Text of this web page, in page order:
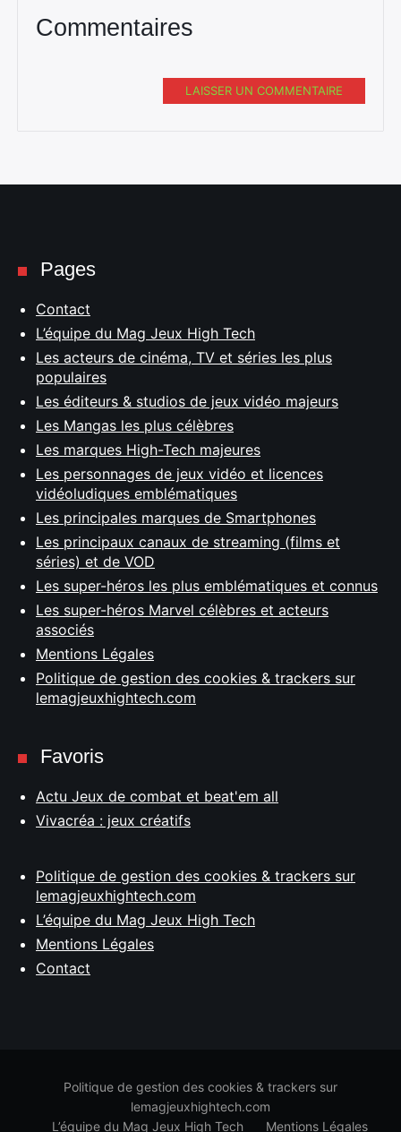
Commentaires
LAISSER UN COMMENTAIRE
Pages
Contact
L’équipe du Mag Jeux High Tech
Les acteurs de cinéma, TV et séries les plus
populaires
Les éditeurs & studios de jeux vidéo majeurs
Les Mangas les plus célèbres
Les marques High-Tech majeures
Les personnages de jeux vidéo et licences
vidéoludiques emblématiques
Les principales marques de Smartphones
Les principaux canaux de streaming (films et
séries) et de VOD
Les super-héros les plus emblématiques et connus
Les super-héros Marvel célèbres et acteurs
associés
Mentions Légales
Politique de gestion des cookies & trackers sur
lemagjeuxhightech.com
Favoris
Actu Jeux de combat et beat'em all
Vivacréa : jeux créatifs
Politique de gestion des cookies & trackers sur
lemagjeuxhightech.com
L’équipe du Mag Jeux High Tech
Mentions Légales
Contact
Politique de gestion des cookies & trackers sur
lemagjeuxhightech.com
L’équipe du Mag Jeux High Tech
Mentions Légales